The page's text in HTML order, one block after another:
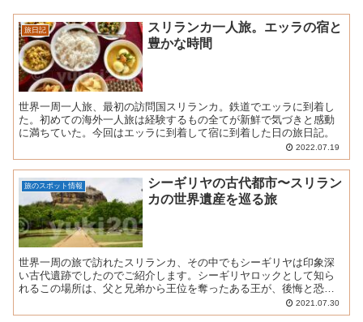
旅日記
スリランカ一人旅。エッラの宿と
豊かな時間
世界一周一人旅、最初の訪問国スリランカ。鉄道でエッラに到着し
た。初めての海外一人旅は経験するもの全てが新鮮で気づきと感動
に満ちていた。今回はエッラに到着して宿に到着した日の旅日記。
2022.07.19
旅のスポット情報
シーギリヤの古代都市〜スリラン
カの世界遺産を巡る旅
世界一周の旅で訪れたスリランカ、その中でもシーギリヤは印象深
い古代遺跡でしたのでご紹介します。シーギリヤロックとして知ら
れるこの場所は、父と兄弟から王位を奪ったある王が、後悔と恐怖
から作った天空の宮殿跡。その悲劇のストーリーが人を惹きつけま
す
2021.07.30